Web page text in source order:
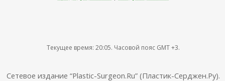
Текущее время: 20:05. Часовой пояс GMT +3.
Сетевое издание “Plastic-Surgeon.Ru” (Пластик-Серджен.Ру).